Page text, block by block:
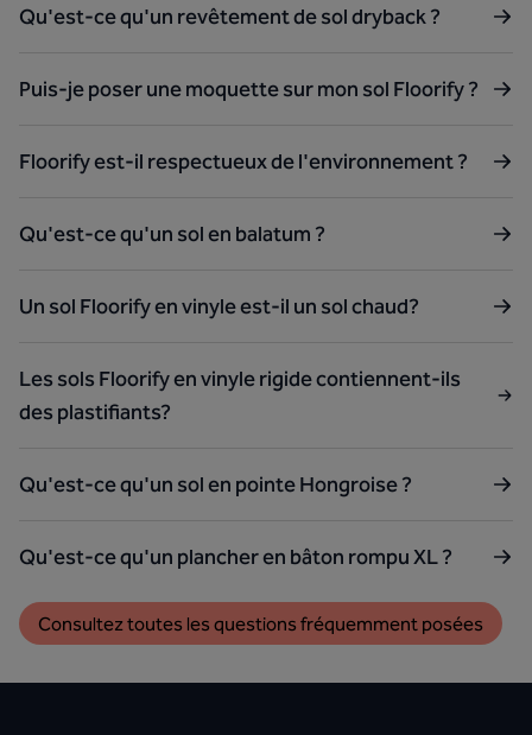
Qu'est-ce qu'un revêtement de sol dryback ?
Puis-je poser une moquette sur mon sol Floorify ?
Floorify est-il respectueux de l'environnement ?
Qu'est-ce qu'un sol en balatum ?
Un sol Floorify en vinyle est-il un sol chaud?
Les sols Floorify en vinyle rigide contiennent-ils
des plastifiants?
Qu'est-ce qu'un sol en pointe Hongroise ?
Qu'est-ce qu'un plancher en bâton rompu XL ?
Consultez toutes les questions fréquemment posées